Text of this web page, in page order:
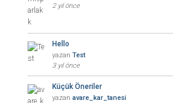
2 yıl önce
Hello
yazan Test
3 yıl önce
Küçük Öneriler
yazan avare_kar_tanesi